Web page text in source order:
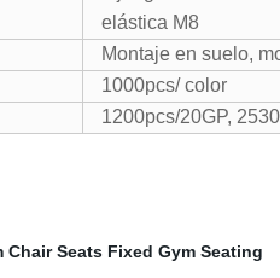
elástica M8
Montaje en suelo,
1000pcs/ color
1200pcs/20GP,